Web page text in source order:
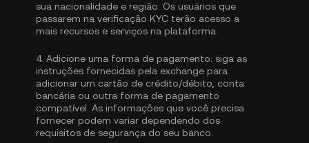
sua nacionalidade e região. Os usuários que
passarem na verificação KYC terão acesso a
mais recursos e serviços na plataforma.
4. Adicione uma forma de pagamento: siga as
instruções fornecidas pela exchange para
adicionar um cartão de crédito/débito, conta
bancária ou outra forma de pagamento
compatível. As informações que você precisa
fornecer podem variar dependendo dos
requisitos de segurança do seu banco.